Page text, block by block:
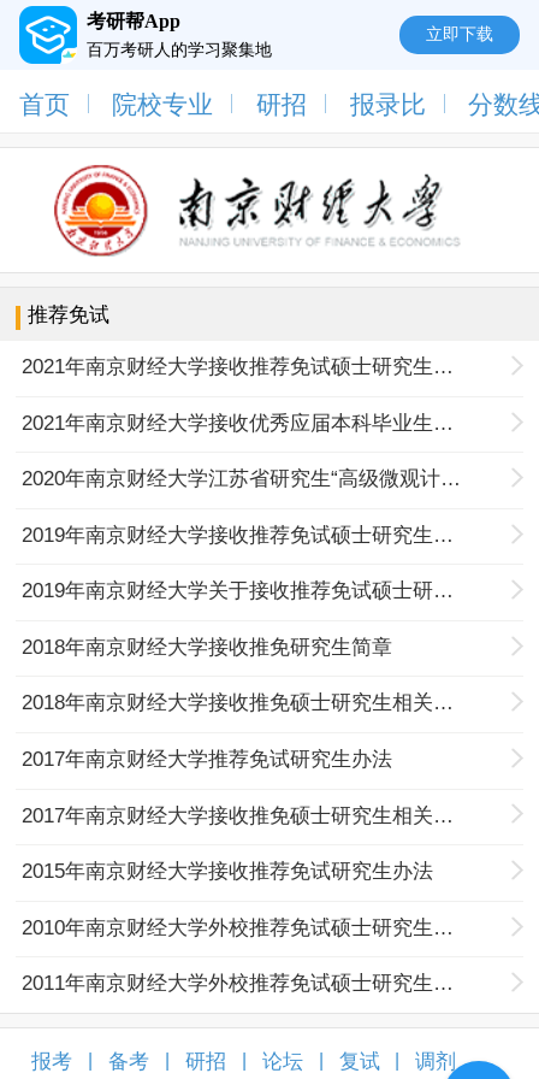
考研帮App
百万考研人的学习聚集地
立即下载
首页 院校专业 研招 报录比 分数
推荐免试
2021年南京财经大学接收推荐免试硕士研究生网络远程面试须知
2021年南京财经大学接收优秀应届本科毕业生免试攻读硕士研究生工作办法
2020年南京财经大学江苏省研究生“高级微观计量分析”暑期学校拟录取学员名单公示
2019年南京财经大学接收推荐免试硕士研究生简章
2019年南京财经大学关于接收推荐免试硕士研究生预登记的通知
2018年南京财经大学接收推免研究生简章
2018年南京财经大学接收推免硕士研究生相关工作的通知
2017年南京财经大学推荐免试研究生办法
2017年南京财经大学接收推免硕士研究生相关工作的通知
2015年南京财经大学接收推荐免试研究生办法
2010年南京财经大学外校推荐免试硕士研究生通知
2011年南京财经大学外校推荐免试硕士研究生通知
报考 备考 研招 论坛 复试 调剂